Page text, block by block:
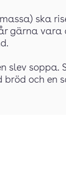
ska
gärna vara
slev soppa.
bröd och en